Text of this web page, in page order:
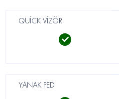
QUİCK VİZÖR
YANAK PED